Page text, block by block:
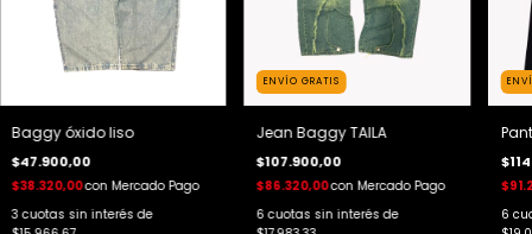
Baggy óxido liso
$47.900,00
$38.320,00con Mercado Pago
3 cuotas sin interés de
ENVÍO GRATIS
Jean Baggy TAILA
$107.900,00
$86.320,00con Mercado Pago
6 cuotas sin interés de
6